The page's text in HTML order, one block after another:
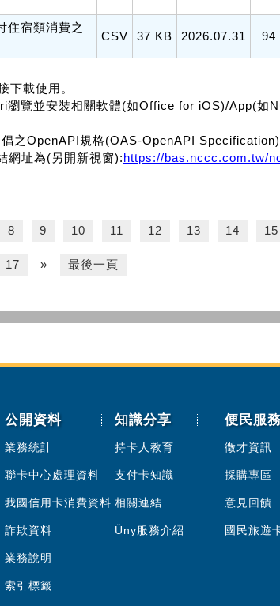
住宿類消費之
CSV 37 KB 2026.07.31 94
下載使用。
瀏覽並安裝相關軟體(如Office for iOS)/App(如
之OpenAPI規格(OAS-OpenAPI
網址為(另開新視窗):https://bas.nccc.com.tw/
8 9 10 11 12 13 14 15
17 » 最後一頁
公開資料
業務統計
聯卡中心處理資料
我國信用卡消費資料
詐欺資料
業務說明
索引標籤
知識分享
持卡人教育
支付卡知識
相關連結
Üny服務介紹
便民服
徵才資訊
採購專區
意見回饋
國民旅遊